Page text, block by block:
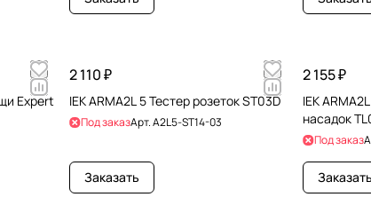
Expert
2 110 ₽
IEK ARMA2L 5 Тестер розеток ST03D
Под заказАрт.A2L5-ST14-03
Заказать
2 155 ₽
IEK
насадок
Под заказ
Заказать